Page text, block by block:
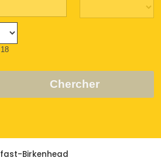
Chercher
Birkenhead